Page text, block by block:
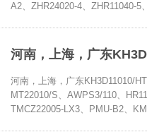
A2、ZHR24020-4、ZHR11040-5
河南，上海，广东
河南，上海，广东KH3D11010/
MT22010/S、AWPS3/110、
TMCZ22005-LX3、PMU-B2、